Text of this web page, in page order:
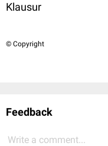
Klausur
© Copyright
Feedback
Write a comment...